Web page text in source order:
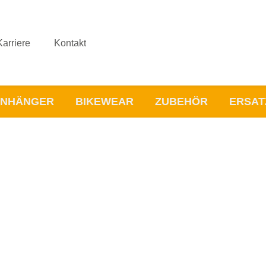
Kontakt
BIKEWEAR ZUBEHÖR